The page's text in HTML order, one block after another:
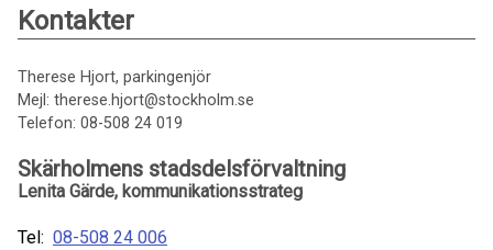
Kontakter
Therese Hjort, parkingenjör
Mejl: therese.hjort@stockholm.se
Telefon: 08-508 24 019
Skärholmens stadsdelsförvaltning
Lenita Gärde, kommunikationsstrateg
Tel: 08-508 24 006